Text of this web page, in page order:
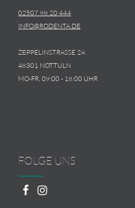
02507 98 20 444
INFO@RODENTA.DE
ZEPPELINSTRASSE 2A
48301 NOTTULN
MO-FR, 09:00 - 18:00 UHR
FOLGE UNS